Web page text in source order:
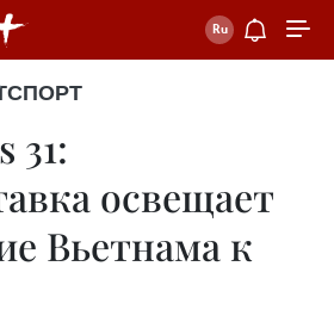
СПОРТ
31:
освещает
Вьетнама к